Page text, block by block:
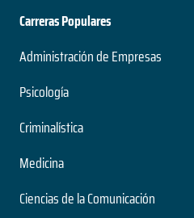
Carreras Populares
Administración de Empresas
Psicología
Criminalística
Medicina
Ciencias de la Comunicación